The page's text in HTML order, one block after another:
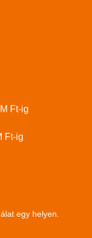
Ft-ig
Ft-ig
egy helyen.